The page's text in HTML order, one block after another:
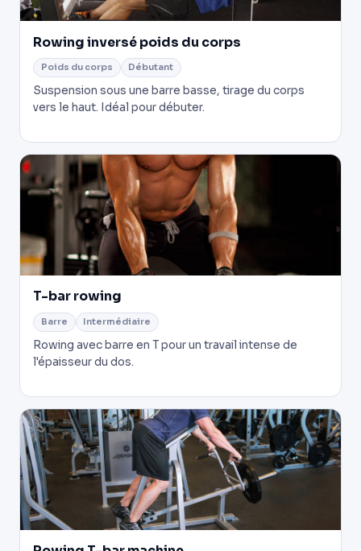
Rowing inversé poids du corps
Poids du corps Débutant
Suspension sous une barre basse, tirage du corps
vers le haut. Idéal pour débuter.
T-bar rowing
Barre Intermédiaire
Rowing avec barre en T pour un travail intense de
l'épaisseur du dos.